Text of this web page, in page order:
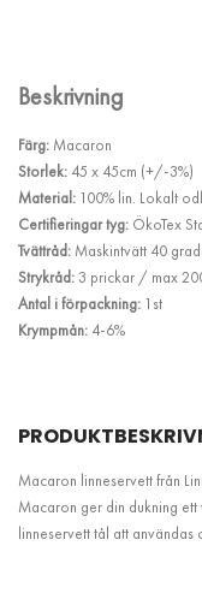
Beskrivning
Färg: Macaron
Storlek: 45 x 45cm (+/-3%)
Material: 100% lin. Lokalt
Certifieringar tyg: ÖkoTex
Tvättråd: Maskintvätt 40
Strykråd: 3 prickar / max
Antal i förpackning: 1st
Krympmån: 4-6%
Macaron linneservett från
Macaron ger din dukning
linneservett tål att